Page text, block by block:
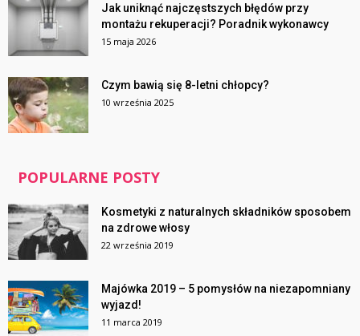
Jak uniknąć najczęstszych błędów przy
montażu rekuperacji? Poradnik wykonawcy
15 maja 2026
Czym bawią się 8-letni chłopcy?
10 września 2025
POPULARNE POSTY
Kosmetyki z naturalnych składników sposobem
na zdrowe włosy
22 września 2019
Majówka 2019 – 5 pomysłów na niezapomniany
wyjazd!
11 marca 2019